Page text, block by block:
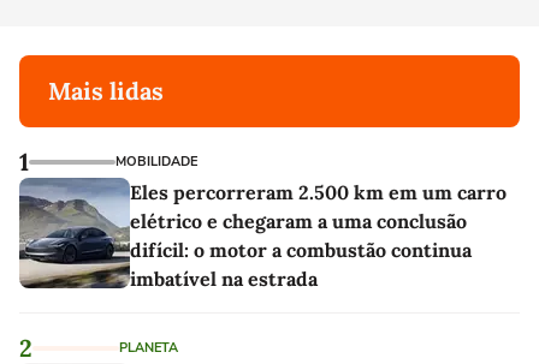
Mais lidas
1 MOBILIDADE
Eles percorreram 2.500 km em um carro
elétrico e chegaram a uma conclusão
difícil: o motor a combustão continua
imbatível na estrada
2 PLANETA